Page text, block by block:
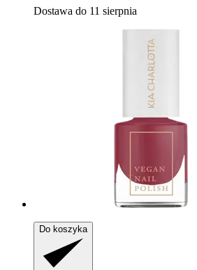
Dostawa do 11 sierpnia
Do koszyka